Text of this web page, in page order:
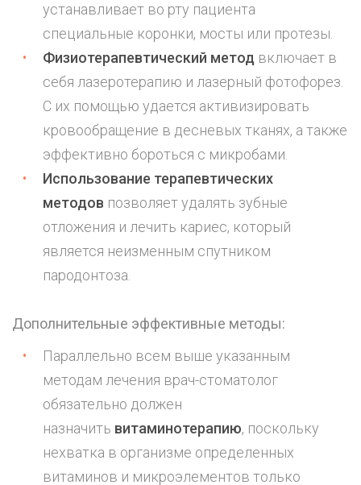
устанавливает во рту пациента
специальные коронки, мосты или протезы.
Физиотерапевтический метод включает в
себя лазеротерапию и лазерный фотофорез.
С их помощью удается активизировать
кровообращение в десневых тканях, а также
эффективно бороться с микробами.
Использование терапевтических
методов позволяет удалять зубные
отложения и лечить кариес, который
является неизменным спутником
пародонтоза.
Дополнительные эффективные методы:
Параллельно всем выше указанным
методам лечения врач-стоматолог
обязательно должен
назначить витаминотерапию, поскольку
нехватка в организме определенных
витаминов и микроэлементов только